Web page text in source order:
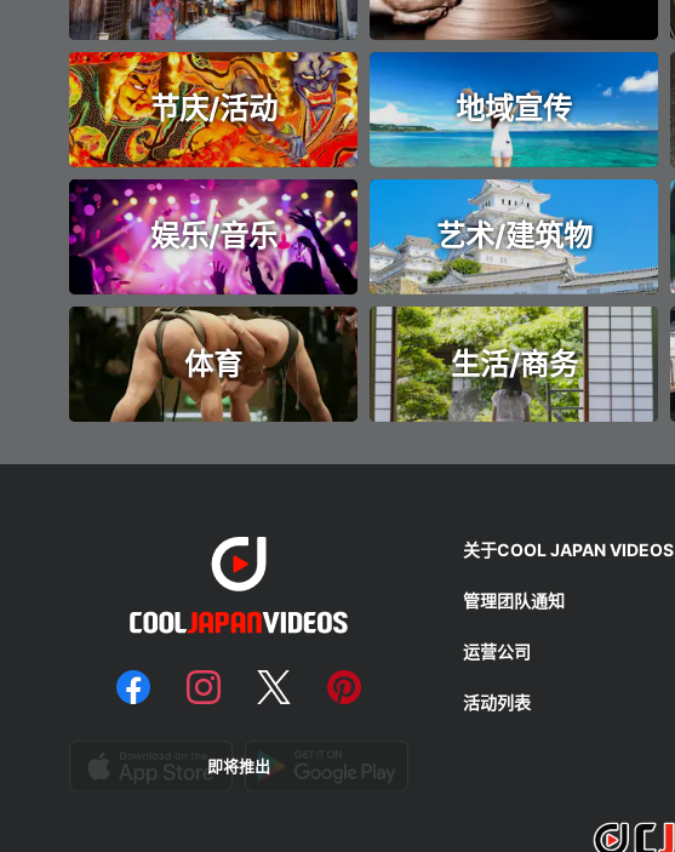
节庆/活动 地域宣传
娱乐/音乐 艺术/建筑物
体育 生活/商务
即将推出
关于COOL JAPAN VIDEOS
管理团队通知
运营公司
活动列表